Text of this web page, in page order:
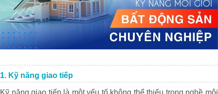
1. Kỹ năng giao tiếp
Kỹ năng giao tiếp là một yếu tố không thể thiếu trong nghề môi